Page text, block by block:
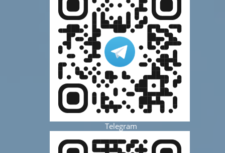
Telegram